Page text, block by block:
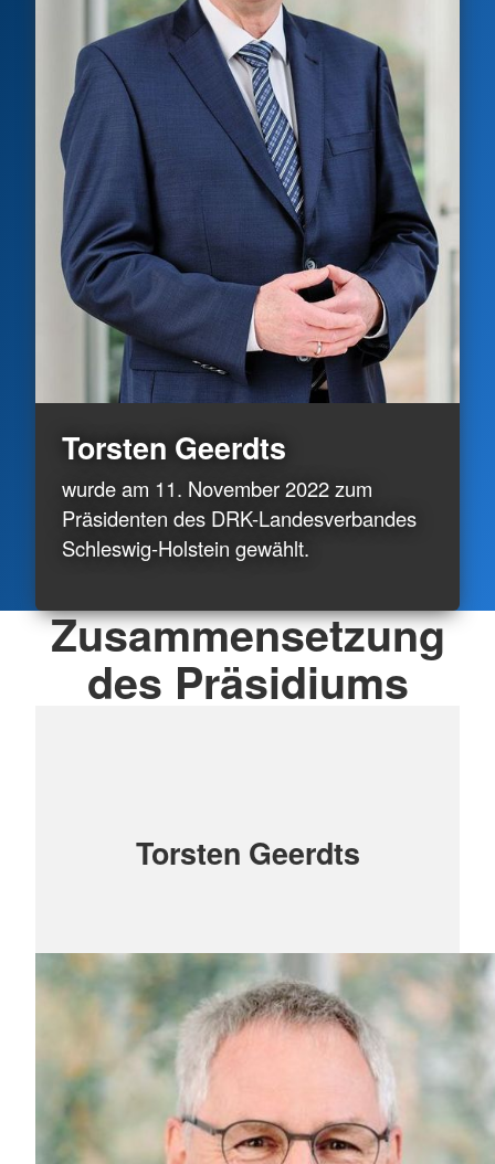
Torsten Geerdts
wurde am 11. November 2022 zum
Präsidenten des DRK-Landesverbandes
Schleswig-Holstein gewählt.
Zusammensetzung
des Präsidiums
Torsten Geerdts